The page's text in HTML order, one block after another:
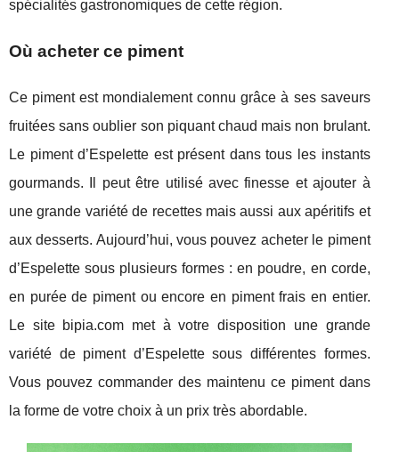
spécialités gastronomiques de cette région.
Où acheter ce piment
Ce piment est mondialement connu grâce à ses saveurs
fruitées sans oublier son piquant chaud mais non brulant.
Le piment d’Espelette est présent dans tous les instants
gourmands. Il peut être utilisé avec finesse et ajouter à
une grande variété de recettes mais aussi aux apéritifs et
aux desserts. Aujourd’hui, vous pouvez acheter le piment
d’Espelette sous plusieurs formes : en poudre, en corde,
en purée de piment ou encore en piment frais en entier.
Le site bipia.com met à votre disposition une grande
variété de piment d’Espelette sous différentes formes.
Vous pouvez commander des maintenu ce piment dans
la forme de votre choix à un prix très abordable.